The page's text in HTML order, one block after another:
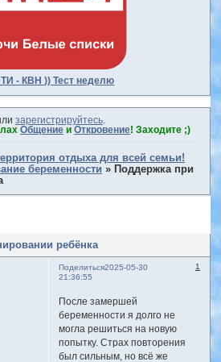
- КВН )) Тест неделю
зарегистрируйтесь.
Общениеи Откровение! Заходите ;)
отдыха для всей семьи!
беременности » Поддержка при
ребёнка
Поделиться 1
2025-05-30
21:36:55
После замершей
беременности я долго не
могла решиться на новую
попытку. Страх повторения
был сильным, но всё же